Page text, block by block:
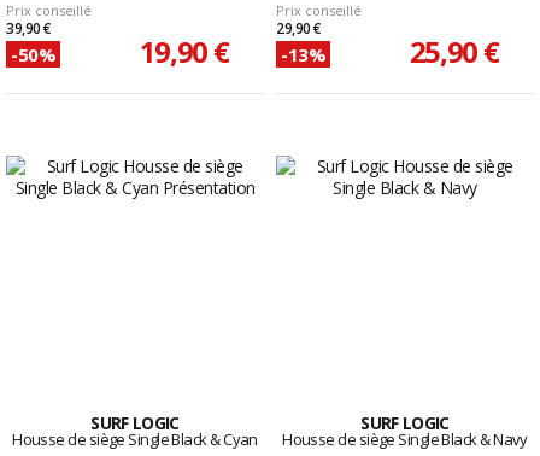
Prix conseillé
39,90 €
-50% 19,90 €
Prix conseillé
29,90 €
-13% 25,90 €
SURF LOGIC
Housse de siège Single Black & Cyan
SURF LOGIC
Housse de siège Single Black & Navy